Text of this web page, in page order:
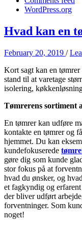
WordPress.org
Hvad kan en
February 20, 2019 /
Kort sagt kan en
stand til at varetage
isolering,
Tømrerens sortiment
En tømrer kan udføre
kontakte en tømrer og
hjemmet. Du kan
kundefokuserede
gøre dig som kunde
stor fokus på at
hvad du ønsker, og
et fagkyndig og
der bliver udført
forventninger. Som
noget!